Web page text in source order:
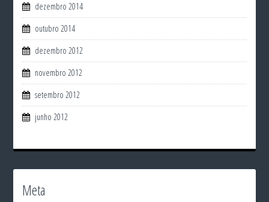
dezembro 2014
outubro 2014
dezembro 2012
novembro 2012
setembro 2012
junho 2012
Meta